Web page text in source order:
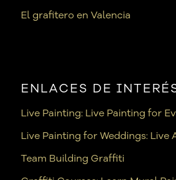
El grafitero en Valencia
ENLACES DE
Live Painting: Live Painting for
Live Painting for Weddings: Live
Team Building Graffiti